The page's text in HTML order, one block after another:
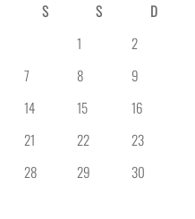
S S
D
1
2
7 8
9
14 15
16
21 22
23
28 29
30